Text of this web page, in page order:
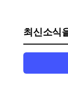
최신소식